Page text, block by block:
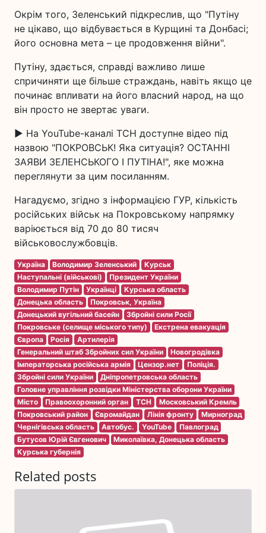
Окрім того, Зеленський підкреслив, що "Путіну
не цікаво, що відбувається в Курщині та Донбасі;
його основна мета – це продовження війни".
Путіну, здається, справді важливо лише
спричиняти ще більше страждань, навіть якщо це
починає впливати на його власний народ, на що
він просто не звертає уваги.
▶ На YouTube-каналі ТСН доступне відео під
назвою "ПОКРОВСЬК! Яка ситуація? ОСТАННІ
ЗАЯВИ ЗЕЛЕНСЬКОГО І ПУТІНА!", яке можна
переглянути за цим посиланням.
Нагадуємо, згідно з інформацією ГУР, кількість
російських військ на Покровському напрямку
варіюється від 70 до 80 тисяч
військовослужбовців.
Україна Володимир Зеленський
Курськ
Наступальні (військові)
Президент України
Володимир Путін
Українці
Курська область
Донецька область
Покровськ, Україна
Донецький вугільний басейн
Збройні сили Росії
Покровське (селище міського типу)
Екстрена евакуація
Європа
Росія
Артилерія
Генеральний штаб Збройних сил України
Новогродівка
Імператорська російська армія
Цензор.нет
Поліція.
Збройні сили України
Дніпропетровська область
Головне управління розвідки Міністерства оборони України
Місто
Правоохоронний орган ТСН
Московський Кремль
Покровський район
Євромайдан Лінія фронту
Мирноград
Чернігівська область
Автобус. YouTube
Павлоград
Бутусов Юрій Євгенович
Миколаївка, Донецька область
Курська губернія
Related posts